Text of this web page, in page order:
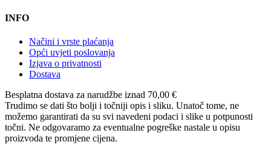
INFO
Načini i vrste plaćanja
Opći uvjeti poslovanja
Izjava o privatnosti
Dostava
Besplatna dostava za narudžbe iznad 70,00 €
Trudimo se dati što bolji i točniji opis i sliku. Unatoč tome, ne
možemo garantirati da su svi navedeni podaci i slike u potpunosti
točni. Ne odgovaramo za eventualne pogreške nastale u opisu
proizvoda te promjene cijena.